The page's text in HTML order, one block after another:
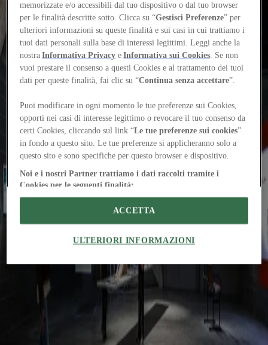
#ippolitopestellinilaparelli
#ippolitopestellinilaparelli
Events
“Canicula”: the last act of “The trilogy of uncertainties”Camilla
Giulia Barale
emotional experience, closing Fondazione In Between Art Film’s
trilogy
Events
Ippolito Pestellini Laparelli guest of Reframing CultureGiulia Ricci
On January 28, Fondazione Querini Stampalia and About: present
“Performative Architecture”: a talk exploring how design meets
cultural institutions
Reviews
Art, architecture, and snow: from the Alps to the AndesGiulia Ricci
With Milano Cortina 2026 approaching, the exhibition “Fuoripista”
by 2050+ and gres art 671 explores winter in the age of climate
crises
The Global Architecture Platforfm
Hearst.itAbbonationline.it
memorizzate e/o accessibili dal tuo dispositivo o dal tuo browser
per le finalità descritte sotto. Clicca su “Gestisci Preferenze” per
ulteriori informazioni su queste finalità e sui casi in cui trattiamo i
tuoi dati personali sulla base di interessi legittimi. Leggi anche la
nostraInformativa Privacy eInformativa sui Cookies. Se non
vuoi prestare il consenso a questi Cookies e al trattamento dei tuoi
dati per queste finalità, fai clic su “Continua senza accettare”.
Puoi modificare in ogni momento le tue preferenze sui Cookies,
opporti nei casi di interesse legittimo o revocare il tuo consenso da
certi Cookies, cliccando sul link “Le tue preferenze sui cookies”
in fondo a questo sito. Le tue preferenze si applicheranno solo a
questo sito e sono specifiche per questo browser e dispositivo.
Noi e i nostri Partner trattiamo i dati raccolti tramite i
Cookies per le seguenti finalità:
Scansione attiva delle caratteristiche del dispositivo ai fini
dell’identificazione. Archiviare informazioni su dispositivo e/o
sviluppo di servizi.ULTERIORI INFORMAZIONI
ACCETTA